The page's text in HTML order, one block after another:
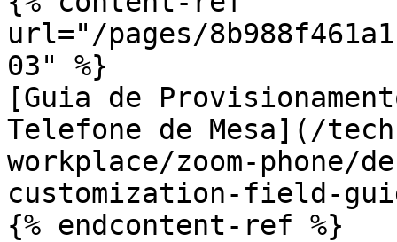
url="/pages/
03" %}
[Guia de
Telefone de Mesa](/
workplace/zoom-phone/
customization-field-
{% endcontent-ref %}